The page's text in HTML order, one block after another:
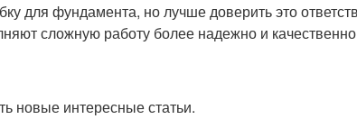
для фундамента, но лучше доверить это
сложную работу более надежно и
новые интересные статьи.